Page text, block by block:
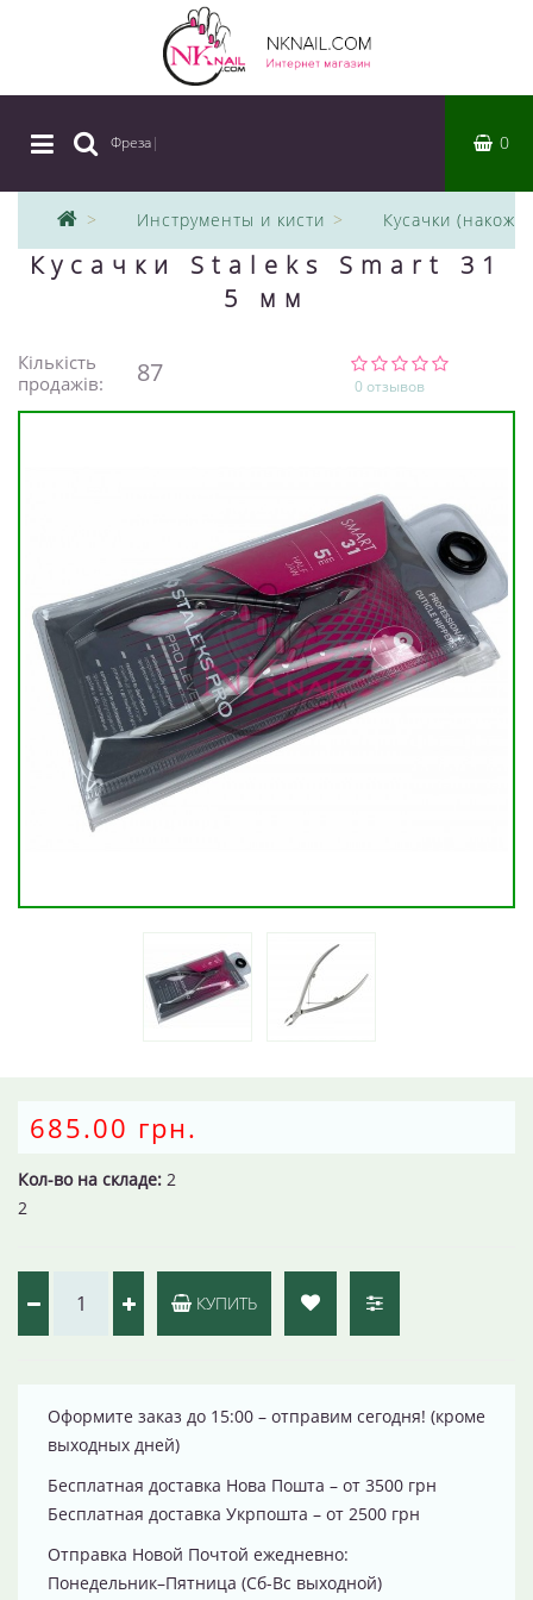
Фреза| 0
Инструменты и кисти Кусачки
Кусачки Staleks Smart 31
5 мм
Кількість
продажів:
87 0 отзывов
685.00 грн.
Кол-во на складе: 2
2
КУПИТЬ
Оформите заказ до 15:00 – отправим сегодня! (кроме
выходных дней)
Бесплатная доставка Нова Пошта – от 3500 грн
Бесплатная доставка Укрпошта – от 2500 грн
Отправка Новой Почтой ежедневно:
Понедельник–Пятница (Сб-Вс выходной)